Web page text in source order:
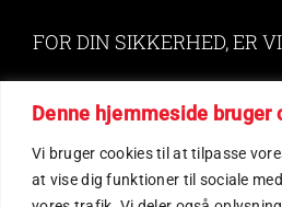
Denne hjemmeside bruger
Vi bruger cookies til at tilpasse
at vise dig funktioner til sociale
FOR DIN SIKKERHED, ER
Your Content Goes Here